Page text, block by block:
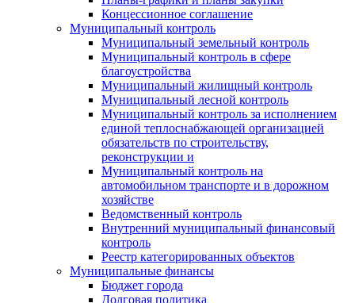
Концессионное соглашение
Муниципальный контроль
Муниципальный земельный контроль
Муниципальный контроль в сфере
благоустройства
Муниципальный жилищный контроль
Муниципальный лесной контроль
Муниципальный контроль за исполнением
единой теплоснабжающей организацией
обязательств по строительству,
реконструкции и
Муниципальный контроль на
автомобильном транспорте и в дорожном
хозяйстве
Ведомственный контроль
Внутренний муниципальный финансовый
контроль
Реестр категорированных объектов
Муниципальные финансы
Бюджет города
Долговая политика